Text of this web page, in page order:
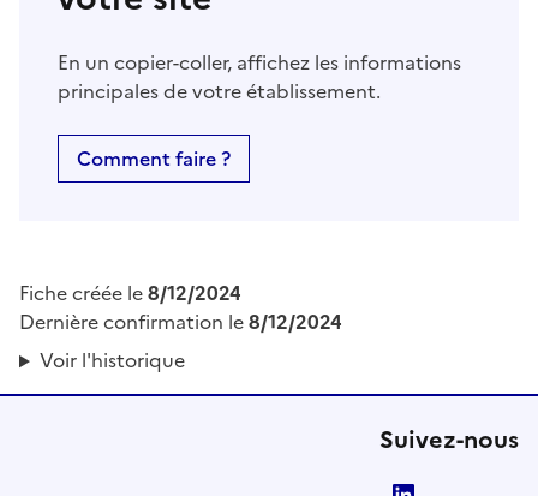
En un copier-coller, affichez les informations
principales de votre établissement.
Comment faire ?
Fiche créée le8/12/2024
Dernière confirmation le8/12/2024
Voir l'historique
Suivez-nous